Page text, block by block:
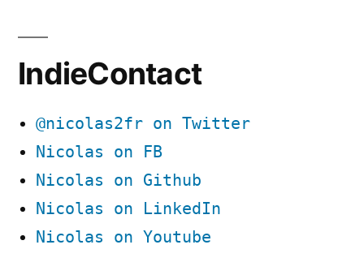
IndieContact
@nicolas2fr on Twitter
Nicolas on FB
Nicolas on Github
Nicolas on LinkedIn
Nicolas on Youtube